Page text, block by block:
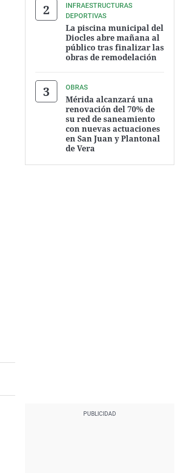
INFRAESTRUCTURAS
DEPORTIVAS
La piscina municipal del
Diocles abre mañana al
público tras finalizar las
obras de remodelación
OBRAS
Mérida alcanzará una
renovación del 70% de
su red de saneamiento
con nuevas actuaciones
en San Juan y Plantonal
de Vera